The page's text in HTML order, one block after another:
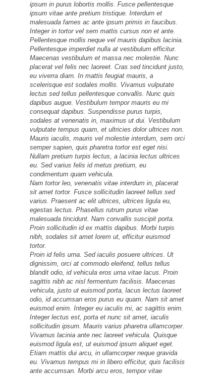
ipsum in purus lobortis mollis. Fusce pellentesque
ipsum vitae ante pretium tristique. Interdum et
malesuada fames ac ante ipsum primis in faucibus.
Integer in tortor vel sem mattis cursus non et ante.
Pellentesque mollis neque vel mauris dapibus lacinia.
Pellentesque imperdiet nulla at vestibulum efficitur.
Maecenas vestibulum et massa nec molestie. Nunc
placerat vel felis nec laoreet. Cras sed tincidunt justo,
eu viverra diam. In mattis feugiat mauris, a
scelerisque est sodales mollis. Vivamus vulputate
lectus sed tellus pellentesque convallis. Nunc quis
dapibus augue. Vestibulum tempor mauris eu mi
consequat dapibus. Suspendisse purus turpis,
sodales at venenatis in, maximus ut dui. Vestibulum
vulputate tempus quam, et ultricies dolor ultrices non.
Mauris iaculis, mauris vel molestie interdum, sem orci
semper sapien, quis pharetra tortor est eget nisi.
Nullam pretium turpis lectus, a lacinia lectus ultrices
eu. Sed varius felis id metus pretium, eu
condimentum quam vehicula.
Nam tortor leo, venenatis vitae interdum in, placerat
sit amet tortor. Fusce sollicitudin laoreet tellus sed
varius. Praesent ac elit ultrices, ultrices ligula eu,
egestas lectus. Phasellus rutrum purus vitae
malesuada tincidunt. Nam convallis suscipit porta.
Proin sollicitudin id ex mattis dapibus. Morbi turpis
nibh, sodales sit amet lorem ut, efficitur euismod
tortor.
Proin id felis urna. Sed iaculis posuere ultrices. Ut
dignissim, orci at commodo eleifend, tellus tellus
blandit odio, id vehicula eros urna vitae lacus. Proin
sagittis nibh ac nisl fermentum facilisis. Maecenas
vehicula, justo ut euismod porta, lacus lectus laoreet
odio, id accumsan eros purus eu quam. Nam sit amet
euismod enim. Integer eu iaculis mi, ac sagittis enim.
Integer lectus est, porta et nunc sit amet, iaculis
sollicitudin ipsum. Mauris varius pharetra ullamcorper.
Vivamus lacinia ante nec laoreet vehicula. Quisque
euismod ligula est, ut euismod ipsum aliquet eget.
Etiam mattis dui arcu, in ullamcorper neque gravida
eu. Vivamus tempus mi in libero efficitur, quis facilisis
ante accumsan. Morbi arcu eros, tempor vitae